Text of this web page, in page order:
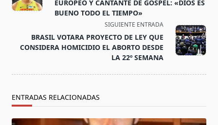
screen-
text">Página</span>
EUROPEO Y CANTANTE DE GOSPEL: «DIOS ES
BUENO TODO EL TIEMPO»
SIGUIENTE ENTRADA
BRASIL VOTARA PROYECTO DE LEY QUE
CONSIDERA HOMICIDIO EL ABORTO DESDE
LA 22º SEMANA
ENTRADAS RELACIONADAS